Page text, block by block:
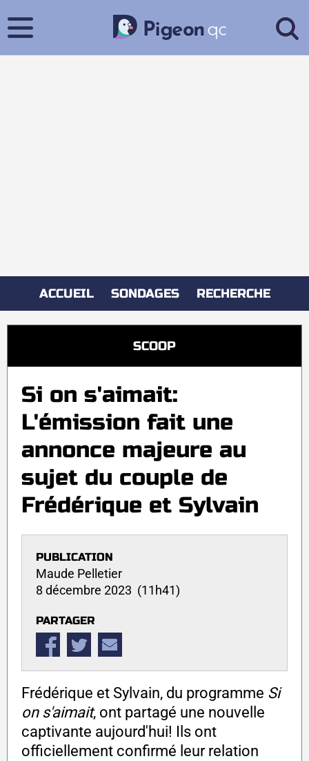
ACCUEIL SONDAGES RECHERCHE
SCOOP
Si on s'aimait:
L'émission fait une
annonce majeure au
sujet du couple de
Frédérique et Sylvain
PUBLICATION
Maude Pelletier
8 décembre 2023 (11h41)
PARTAGER
Frédérique et Sylvain, du programme Si
on s'aimait, ont partagé une nouvelle
captivante aujourd'hui! Ils ont
officiellement confirmé leur relation